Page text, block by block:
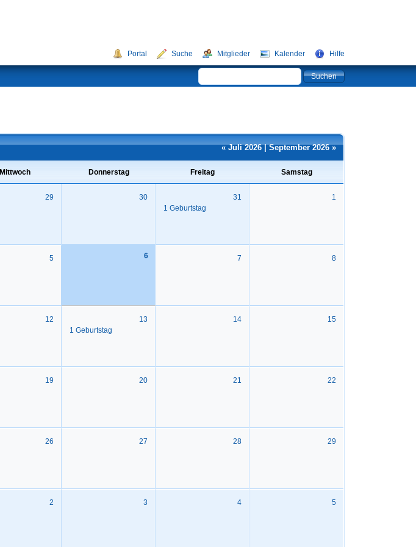
Portal Suche Mitglieder Kalender Hilfe
« Juli 2026 |September 2026 »
Mittwoch Donnerstag Freitag Samstag
29 30
31
1 Geburtstag
1
5 6 7 8
12
13
1 Geburtstag
14 15
19 20 21 22
26 27 28 29
2 3 4 5